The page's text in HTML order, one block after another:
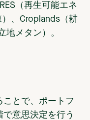
（再生可能エネ
、Croplands（耕
地メタン）。
とで、ポートフ
意思決定を行う